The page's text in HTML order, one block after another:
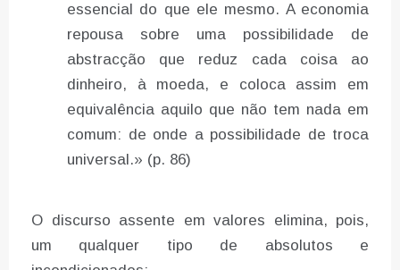
essencial do que ele mesmo. A economia
repousa sobre uma possibilidade de
abstracção que reduz cada coisa ao
dinheiro, à moeda, e coloca assim em
equivalência aquilo que não tem nada em
comum: de onde a possibilidade de troca
universal.» (p. 86)
O discurso assente em valores elimina, pois,
um qualquer tipo de absolutos e